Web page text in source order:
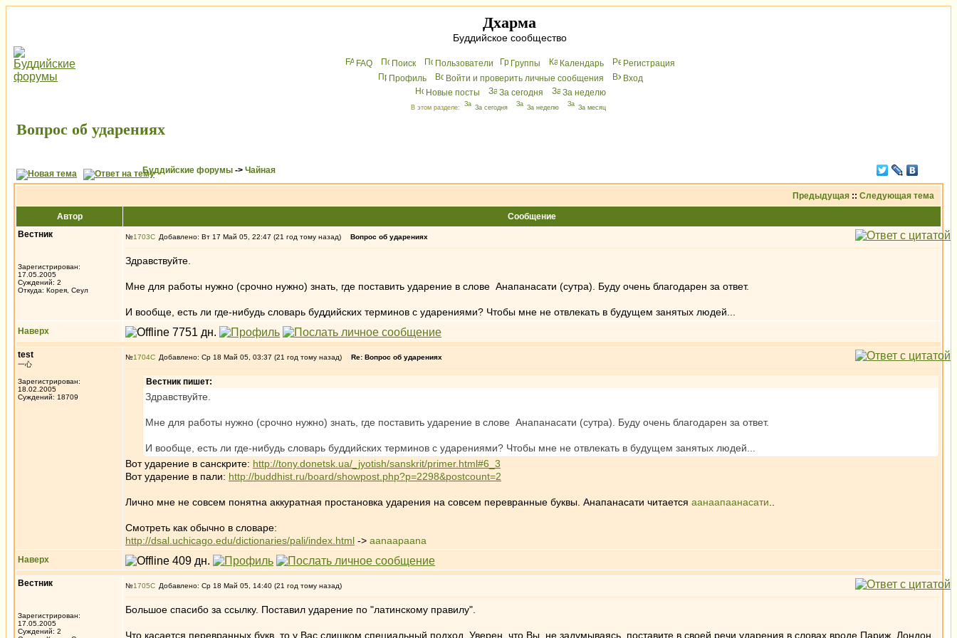
Дхарма
Буддийское сообщество
FAQ Поиск Пользователи Группы Календарь
Peгиcтрaция
Профиль
Войти и проверить личные сообщения
Вхoд
Новые посты
За сегодня За неделю
В этом разделе: За сегодня За неделю За месяц
Вопрос об ударениях
Буддийские форумы -> Чайная
Предыдущая :: Следующая тема
Автор
Сообщение
Вестник
Зарегистрирован:
17.05.2005
Суждений: 2
Откуда: Корея, Сеул
№1703 Добавлено: Вт 17 Май 05, 22:47 (21 год тому назад) Вопрос об ударениях
Здравствуйте.
Мне для работы нужно (срочно нужно) знать, где поставить ударение в слове Анапанасати (сутра). Буду очень благодарен за ответ.
И вообще, есть ли где-нибудь словарь буддийских терминов с ударениями? Чтобы мне не отвлекать в будущем занятых людей...
Наверх
test
一心
Зарегистрирован:
18.02.2005
Суждений: 18709
№1704 Добавлено: Ср 18 Май 05, 03:37 (21 год тому назад) Re: Вопрос об ударениях
Вестник пишет:
Здравствуйте.
Мне для работы нужно (срочно нужно) знать, где поставить ударение в слове Анапанасати (сутра). Буду очень благодарен за ответ.
И вообще, есть ли где-нибудь словарь буддийских терминов с ударениями? Чтобы мне не отвлекать в будущем занятых людей...
Вот ударение в санскрите: http://tony.donetsk.ua/_jyotish/sanskrit/primer.html#6_3
Вот ударение в пали: http://buddhist.ru/board/showpost.php?p=2298&postcount=2
Лично мне не совсем понятна аккуратная простановка ударения на совсем перевранные буквы. Анапанасати читается аанаапаанасати
Смотреть как обычно в словаре:
http://dsal.uchicago.edu/dictionaries/pali/index.html -> aanaapaana
Наверх
Вестник
Зарегистрирован:
17.05.2005
Суждений: 2
№1705 Добавлено: Ср 18 Май 05, 14:40 (21 год тому назад)
Большое спасибо за ссылку. Поставил ударение по "латинскому правилу".
Что касается перевранных букв, то у Вас слишком специальный подход. Уверен, что Вы, не задумываясь, поставите в своей речи ударения в словах вроде Париж, Лондон